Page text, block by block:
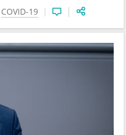
COVID-19